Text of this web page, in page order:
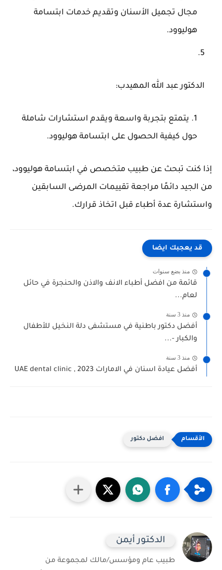
مجال تجميل الأسنان وتقديم خدمات ابتسامة
هوليوود.
الدكتور عبد الله المهيدب:
يتمتع بتجربة واسعة ويقدم استشارات شاملة
حول كيفية الحصول على ابتسامة هوليوود.
إذا كنت تبحث عن طبيب متخصص في ابتسامة هوليوود،
من الجيد دائمًا مراجعة تقييمات المرضى السابقين
واستشارة عدة أطباء قبل اتخاذ قرارك.
قد يعجبك ايضا
منذ بضع سنوات
قائمة من افضل أطباء الانف والاذن والحنجرة في حائل
لعام...
منذ 3 سنة
أفضل دكتور باطنية في مستشفى دلة النخيل للأطفال
والكبار -...
منذ 3 سنة
أفضل عيادة اسنان في الامارات 2023 , UAE dental clinic
افضل دكتور
الدكتور أيمن
طبيب عام ومؤسس/مالك لمجموعة من